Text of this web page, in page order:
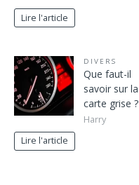
Lire l'article
DIVERS
Que faut-il
savoir sur la
carte grise ?
Harry
Lire l'article